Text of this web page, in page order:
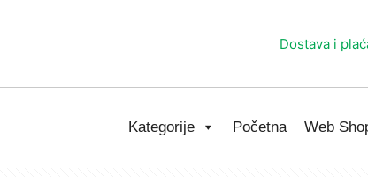
Dostava i
Kategorije Početna Web